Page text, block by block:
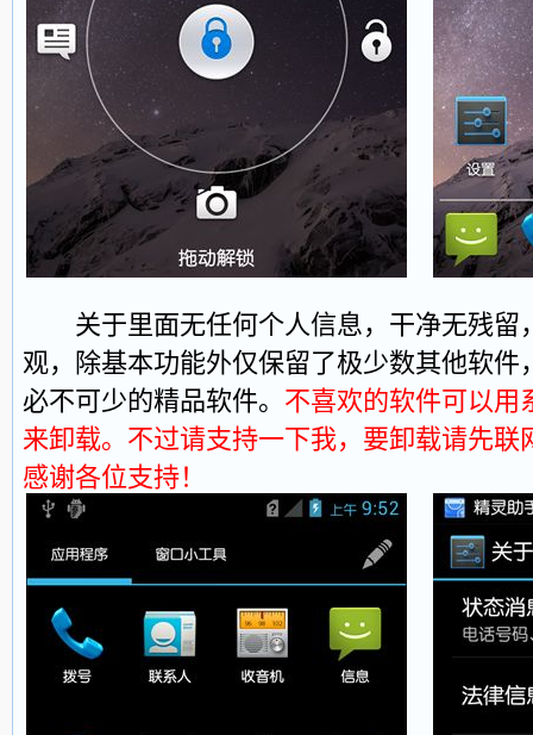
关于里面无任何个人信息，干净无残留
观，除基本功能外仅保留了极少数其他软件
必不可少的精品软件。 不喜欢的软件可以用
来卸载。不过请支持一下我，要卸载请先联
感谢各位支持！